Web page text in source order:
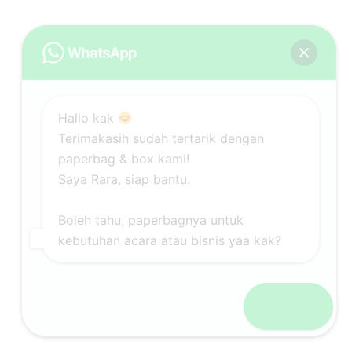
Hallo kak
Terimakasih sudah tertarik dengan
paperbag & box kami!
Saya Rara, siap bantu.
Boleh tahu, paperbagnya untuk
kebutuhan acara atau bisnis yaa kak?